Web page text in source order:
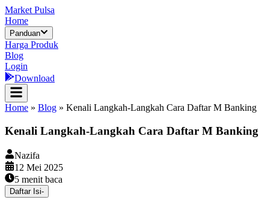
Market Pulsa
Home
Panduan
Harga Produk
Blog
Login
Download
Home » Blog » Kenali Langkah-Langkah Cara Daftar M
Kenali Langkah-Langkah Cara Daftar M
Nazifa
12 Mei 2025
5 menit baca
Daftar Isi-